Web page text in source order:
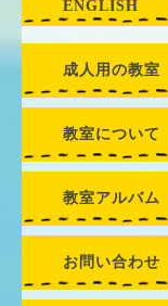
ENGLISH
成人用の教室
教室について
教室アルバム
お問い合わせ